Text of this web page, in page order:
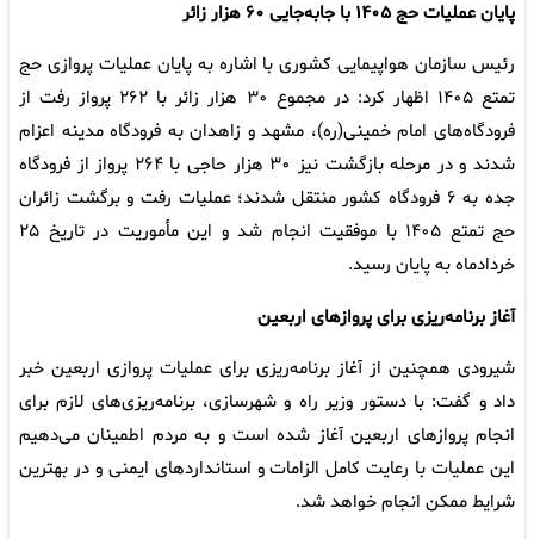
پایان عملیات حج ۱۴۰۵ با جابه‌جایی ۶۰ هزار زائر
رئیس سازمان هواپیمایی کشوری با اشاره به پایان عملیات پروازی حج
تمتع ۱۴۰۵ اظهار کرد: در مجموع ۳۰ هزار زائر با ۲۶۲ پرواز رفت از
فرودگاه‌های امام خمینی(ره)، مشهد و زاهدان به فرودگاه مدینه اعزام
شدند و در مرحله بازگشت نیز ۳۰ هزار حاجی با ۲۶۴ پرواز از فرودگاه
جده به ۶ فرودگاه کشور منتقل شدند؛ عملیات رفت و برگشت زائران
حج تمتع ۱۴۰۵ با موفقیت انجام شد و این مأموریت در تاریخ ۲۵
خردادماه به پایان رسید.
آغاز برنامه‌ریزی برای پروازهای اربعین
شیرودی همچنین از آغاز برنامه‌ریزی برای عملیات پروازی اربعین خبر
داد و گفت: با دستور وزیر راه و شهرسازی، برنامه‌ریزی‌های لازم برای
انجام پروازهای اربعین آغاز شده است و به مردم اطمینان می‌دهیم
این عملیات با رعایت کامل الزامات و استانداردهای ایمنی و در بهترین
شرایط ممکن انجام خواهد شد.